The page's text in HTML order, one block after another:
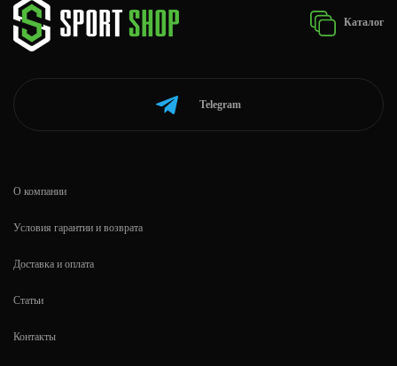
Каталог
Telegram
О компании
Условия гарантии и возврата
Доставка и оплата
Статьи
Контакты